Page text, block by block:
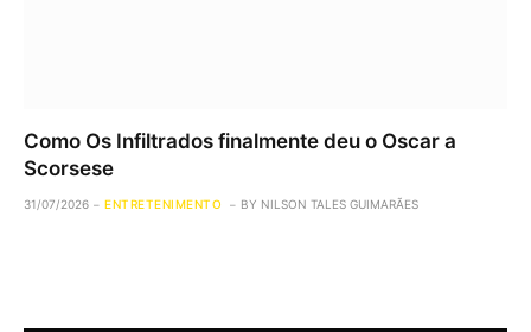
Como Os Infiltrados finalmente deu o Oscar a
Scorsese
31/07/2026 ENTRETENIMENTO BY NILSON TALES GUIMARÃES